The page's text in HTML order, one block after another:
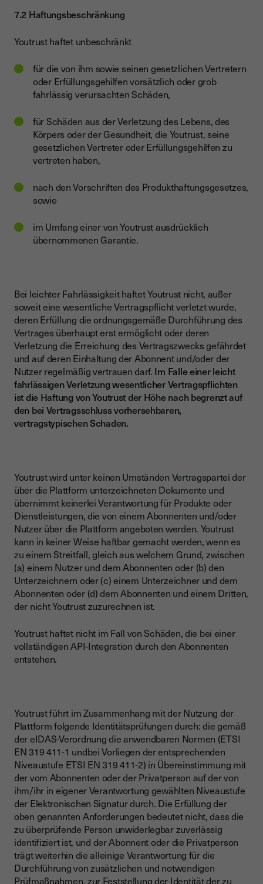
7.2 Haftungsbeschränkung
Youtrust haftet unbeschränkt
für die von ihm sowie seinen gesetzlichen Vertretern
oder Erfüllungsgehilfen vorsätzlich oder grob
fahrlässig verursachten Schäden,
für Schäden aus der Verletzung des Lebens, des
Körpers oder der Gesundheit, die Youtrust, seine
gesetzlichen Vertreter oder Erfüllungsgehilfen zu
vertreten haben,
nach den Vorschriften des Produkthaftungsgesetzes,
sowie
im Umfang einer von Youtrust ausdrücklich
übernommenen Garantie.
Bei leichter Fahrlässigkeit haftet Youtrust nicht, außer
soweit eine wesentliche Vertragspflicht verletzt wurde,
deren Erfüllung die ordnungsgemäße Durchführung des
Vertrages überhaupt erst ermöglicht oder deren
Verletzung die Erreichung des Vertragszwecks gefährdet
und auf deren Einhaltung der Abonnent und/oder der
Nutzer regelmäßig vertrauen darf. Im Falle einer leicht
fahrlässigen Verletzung wesentlicher Vertragspflichten
ist die Haftung von Youtrust der Höhe nach begrenzt auf
den bei Vertragsschluss vorhersehbaren,
vertragstypischen Schaden.
Youtrust wird unter keinen Umständen Vertragspartei der
über die Plattform unterzeichneten Dokumente und
übernimmt keinerlei Verantwortung für Produkte oder
Dienstleistungen, die von einem Abonnenten und/oder
Nutzer über die Plattform angeboten werden. Youtrust
kann in keiner Weise haftbar gemacht werden, wenn es
zu einem Streitfall, gleich aus welchem Grund, zwischen
(a) einem Nutzer und dem Abonnenten oder (b) den
Unterzeichnern oder (c) einem Unterzeichner und dem
Abonnenten oder (d) dem Abonnenten und einem Dritten,
der nicht Youtrust zuzurechnen ist.
Youtrust haftet nicht im Fall von Schäden, die bei einer
vollständigen API-Integration durch den Abonnenten
entstehen.
Youtrust führt im Zusammenhang mit der Nutzung der
Plattform folgende Identitätsprüfungen durch: die gemäß
der eIDAS-Verordnung die anwendbaren Normen (ETSI
EN 319 411-1 undbei Vorliegen der entsprechenden
Niveaustufe ETSI EN 319 411-2) in Übereinstimmung mit
der vom Abonnenten oder der Privatperson auf der von
ihm/ihr in eigener Verantwortung gewählten Niveaustufe
der Elektronischen Signatur durch. Die Erfüllung der
oben genannten Anforderungen bedeutet nicht, dass die
zu überprüfende Person unwiderlegbar zuverlässig
identifiziert ist, und der Abonnent oder die Privatperson
trägt weiterhin die alleinige Verantwortung für die
Durchführung von zusätzlichen und notwendigen
Prüfmaßnahmen, zur Feststellung der Identität der zu